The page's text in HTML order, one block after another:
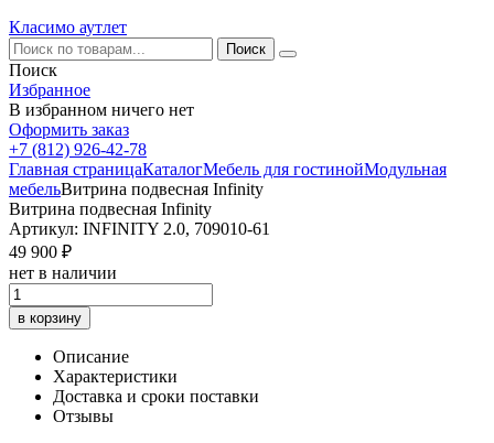
Класимо аутлет
Поиск
Избранное
В избранном ничего нет
Оформить заказ
+7 (812) 926-42-78
Главная страницаКаталогМебель для гостинойМодульная
мебельВитрина подвесная Infinity
Витрина подвесная Infinity
Артикул: INFINITY 2.0, 709010-61
49 900 ₽
нет в наличии
в корзину
Описание
Характеристики
Доставка и сроки поставки
Отзывы